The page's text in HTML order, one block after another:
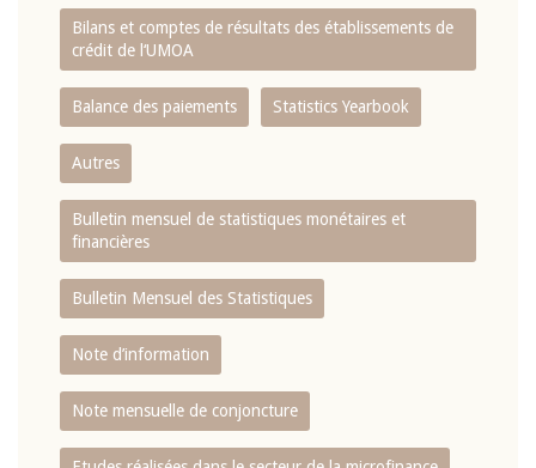
Bilans et comptes de résultats des établissements de
crédit de l‘UMOA
Balance des paiements Statistics Yearbook
Autres
Bulletin mensuel de statistiques monétaires et
financières
Bulletin Mensuel des Statistiques
Note d’information
Note mensuelle de conjoncture